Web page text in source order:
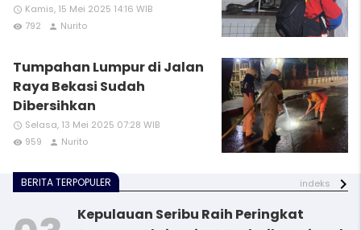
access_time Kamis, 15 Mei 2025 14:16 WIB
remove_red_eye 792 person Nurito
Tumpahan Lumpur di Jalan
Raya Bekasi Sudah
Dibersihkan
access_time Selasa, 13 Mei 2025 07:28 WIB
remove_red_eye 959 person Nurito
BERITA TERPOPULER indeks
Kepulauan Seribu Raih Peringkat